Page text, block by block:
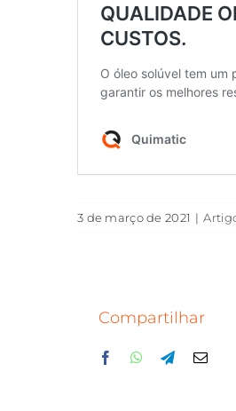
3 de março de 2021 |
Compartilhar
FacebookWhatsApp
Telegram
E-